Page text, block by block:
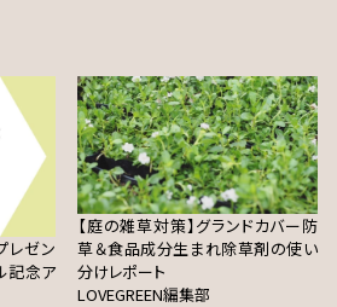
レゼン
記念ア
【庭の雑草対策】グランドカバー防
草＆食品成分生まれ除草剤の使い
分けレポート
LOVEGREEN編集部